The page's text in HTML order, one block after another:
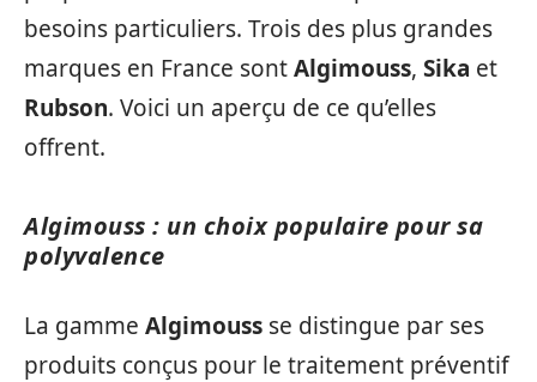
besoins particuliers. Trois des plus grandes
marques en France sontAlgimouss, Sika et
Rubson. Voici un aperçu de ce qu’elles
offrent.
Algimouss : un choix populaire pour sa
polyvalence
La gamme Algimouss se distingue par ses
produits conçus pour le traitement préventif